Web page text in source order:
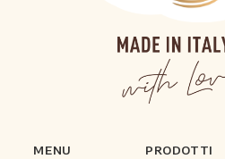
MENU PRODOTTI